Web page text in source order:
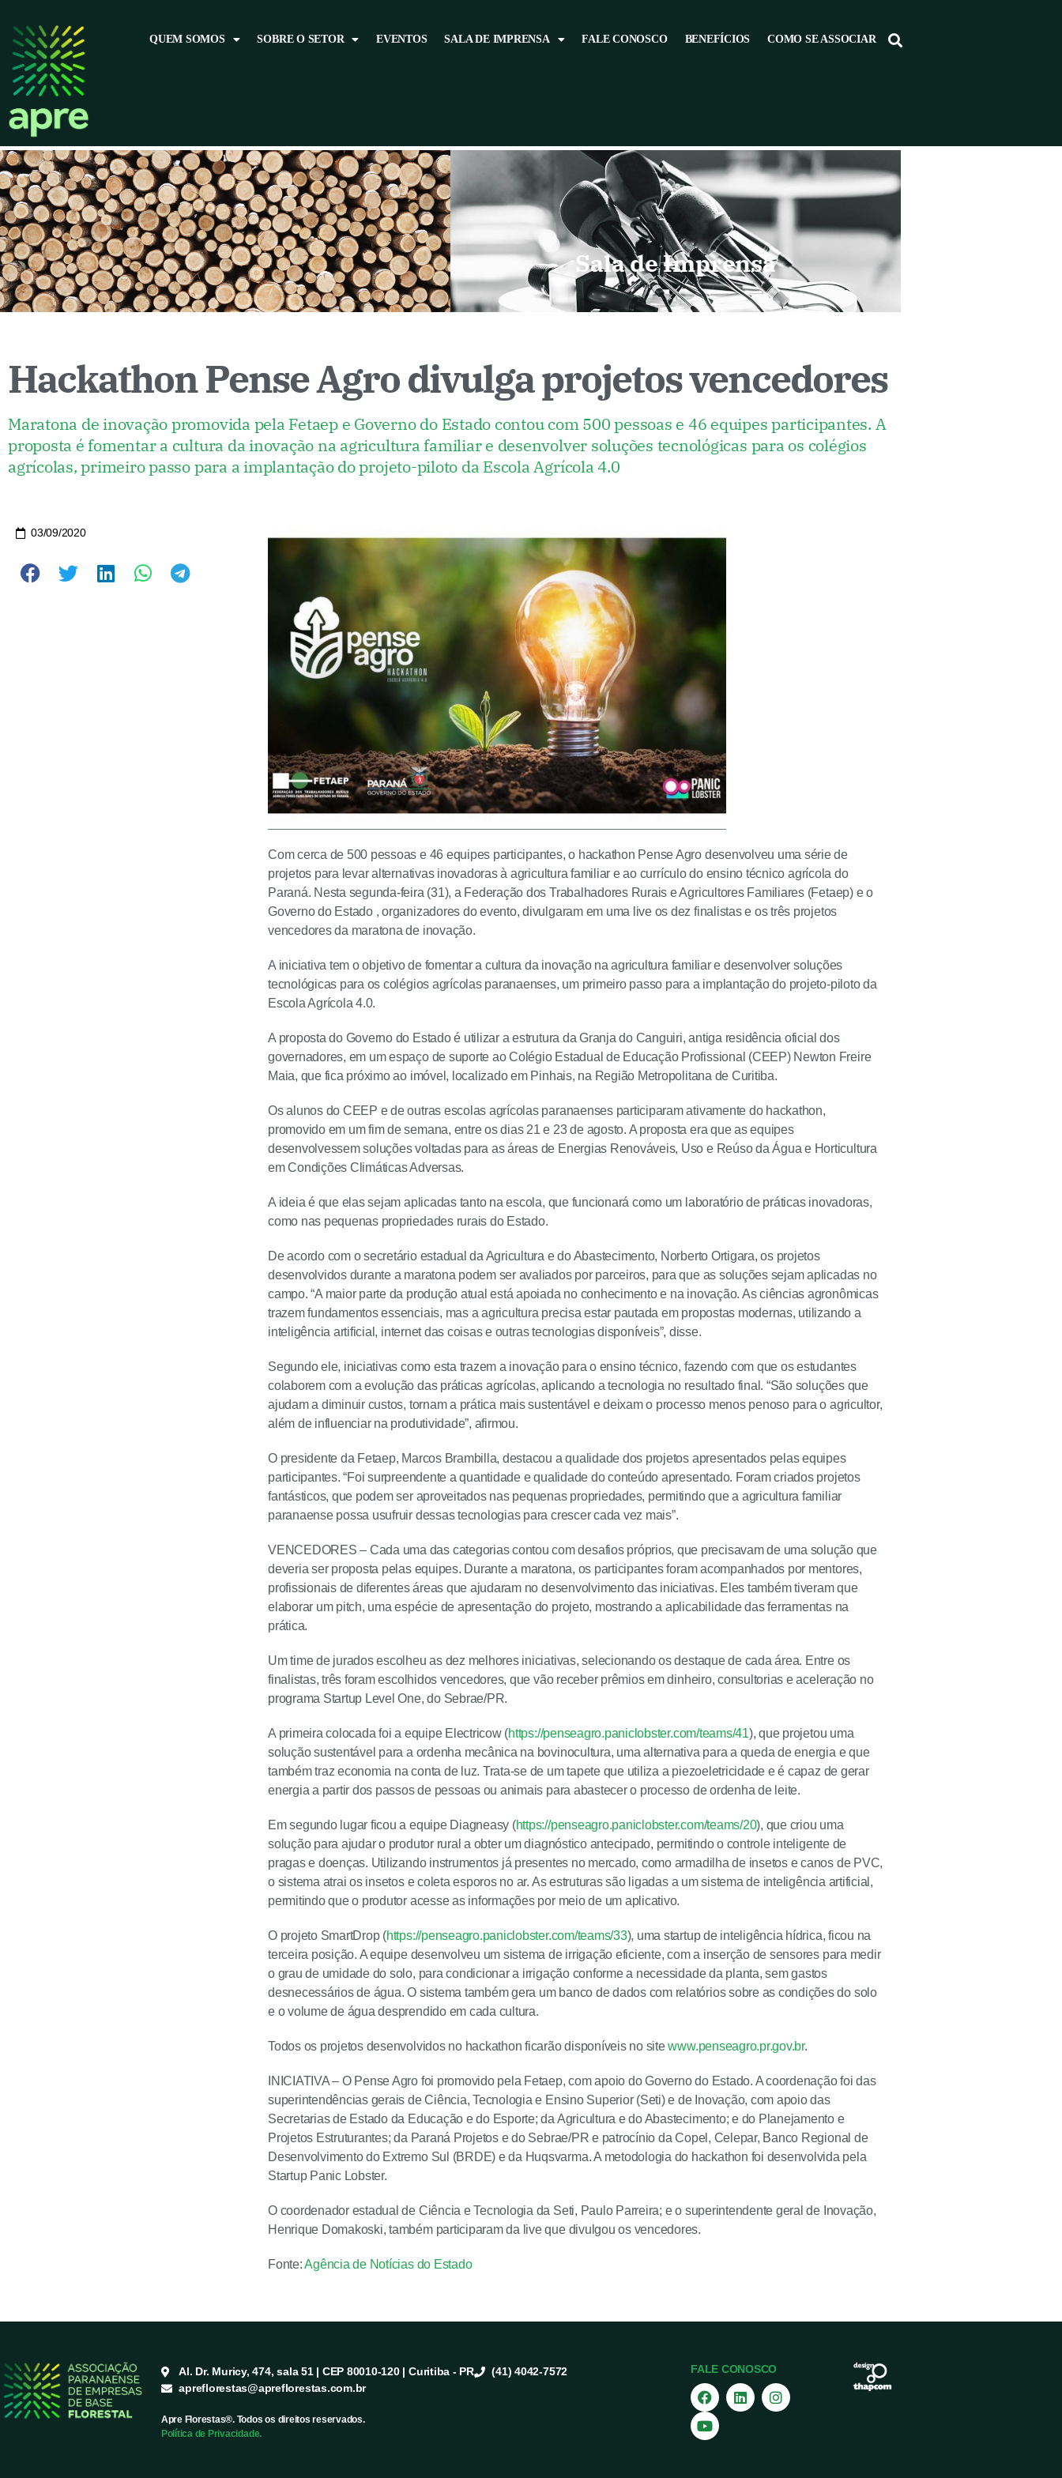
QUEM SOMOS SOBRE O SETOR EVENTOS SALA DE IMPRENSA FALE CONOSCO BENEFÍCIOS COMO SE ASSOCIAR
Sala de Imprensa
Hackathon Pense Agro divulga projetos vencedores
Maratona de inovação promovida pela Fetaep e Governo do Estado contou com 500 pessoas e 46 equipes participantes. A
proposta é fomentar a cultura da inovação na agricultura familiar e desenvolver soluções tecnológicas para os colégios
agrícolas, primeiro passo para a implantação do projeto-piloto da Escola Agrícola 4.0
03/09/2020
Com cerca de 500 pessoas e 46 equipes participantes, o hackathon Pense Agro desenvolveu uma série de
projetos para levar alternativas inovadoras à agricultura familiar e ao currículo do ensino técnico agrícola do
Paraná. Nesta segunda-feira (31), a Federação dos Trabalhadores Rurais e Agricultores Familiares (Fetaep) e o
Governo do Estado , organizadores do evento, divulgaram em uma live os dez finalistas e os três projetos
vencedores da maratona de inovação.
A iniciativa tem o objetivo de fomentar a cultura da inovação na agricultura familiar e desenvolver soluções
tecnológicas para os colégios agrícolas paranaenses, um primeiro passo para a implantação do projeto-piloto da
Escola Agrícola 4.0.
A proposta do Governo do Estado é utilizar a estrutura da Granja do Canguiri, antiga residência oficial dos
governadores, em um espaço de suporte ao Colégio Estadual de Educação Profissional (CEEP) Newton Freire
Maia, que fica próximo ao imóvel, localizado em Pinhais, na Região Metropolitana de Curitiba.
Os alunos do CEEP e de outras escolas agrícolas paranaenses participaram ativamente do hackathon,
promovido em um fim de semana, entre os dias 21 e 23 de agosto. A proposta era que as equipes
desenvolvessem soluções voltadas para as áreas de Energias Renováveis, Uso e Reúso da Água e Horticultura
em Condições Climáticas Adversas.
A ideia é que elas sejam aplicadas tanto na escola, que funcionará como um laboratório de práticas inovadoras,
como nas pequenas propriedades rurais do Estado.
De acordo com o secretário estadual da Agricultura e do Abastecimento, Norberto Ortigara, os projetos
desenvolvidos durante a maratona podem ser avaliados por parceiros, para que as soluções sejam aplicadas no
campo. “A maior parte da produção atual está apoiada no conhecimento e na inovação. As ciências agronômicas
trazem fundamentos essenciais, mas a agricultura precisa estar pautada em propostas modernas, utilizando a
inteligência artificial, internet das coisas e outras tecnologias disponíveis”, disse.
Segundo ele, iniciativas como esta trazem a inovação para o ensino técnico, fazendo com que os estudantes
colaborem com a evolução das práticas agrícolas, aplicando a tecnologia no resultado final. “São soluções que
ajudam a diminuir custos, tornam a prática mais sustentável e deixam o processo menos penoso para o agricultor,
além de influenciar na produtividade”, afirmou.
O presidente da Fetaep, Marcos Brambilla, destacou a qualidade dos projetos apresentados pelas equipes
participantes. “Foi surpreendente a quantidade e qualidade do conteúdo apresentado. Foram criados projetos
fantásticos, que podem ser aproveitados nas pequenas propriedades, permitindo que a agricultura familiar
paranaense possa usufruir dessas tecnologias para crescer cada vez mais”.
VENCEDORES – Cada uma das categorias contou com desafios próprios, que precisavam de uma solução que
deveria ser proposta pelas equipes. Durante a maratona, os participantes foram acompanhados por mentores,
profissionais de diferentes áreas que ajudaram no desenvolvimento das iniciativas. Eles também tiveram que
elaborar um pitch, uma espécie de apresentação do projeto, mostrando a aplicabilidade das ferramentas na
prática.
Um time de jurados escolheu as dez melhores iniciativas, selecionando os destaque de cada área. Entre os
finalistas, três foram escolhidos vencedores, que vão receber prêmios em dinheiro, consultorias e aceleração no
programa Startup Level One, do Sebrae/PR.
A primeira colocada foi a equipe Electricow (https://penseagro.paniclobster.com/teams/41), que projetou uma
solução sustentável para a ordenha mecânica na bovinocultura, uma alternativa para a queda de energia e que
também traz economia na conta de luz. Trata-se de um tapete que utiliza a piezoeletricidade e é capaz de gerar
energia a partir dos passos de pessoas ou animais para abastecer o processo de ordenha de leite.
Em segundo lugar ficou a equipe Diagneasy (https://penseagro.paniclobster.com/teams/20), que criou uma
solução para ajudar o produtor rural a obter um diagnóstico antecipado, permitindo o controle inteligente de
pragas e doenças. Utilizando instrumentos já presentes no mercado, como armadilha de insetos e canos de PVC,
o sistema atrai os insetos e coleta esporos no ar. As estruturas são ligadas a um sistema de inteligência artificial,
permitindo que o produtor acesse as informações por meio de um aplicativo.
O projeto SmartDrop (https://penseagro.paniclobster.com/teams/33), uma startup de inteligência hídrica, ficou na
terceira posição. A equipe desenvolveu um sistema de irrigação eficiente, com a inserção de sensores para medir
o grau de umidade do solo, para condicionar a irrigação conforme a necessidade da planta, sem gastos
desnecessários de água. O sistema também gera um banco de dados com relatórios sobre as condições do solo
e o volume de água desprendido em cada cultura.
Todos os projetos desenvolvidos no hackathon ficarão disponíveis no sitewww.penseagro.pr.gov.br.
INICIATIVA – O Pense Agro foi promovido pela Fetaep, com apoio do Governo do Estado. A coordenação foi das
superintendências gerais de Ciência, Tecnologia e Ensino Superior (Seti) e de Inovação, com apoio das
Secretarias de Estado da Educação e do Esporte; da Agricultura e do Abastecimento; e do Planejamento e
Projetos Estruturantes; da Paraná Projetos e do Sebrae/PR e patrocínio da Copel, Celepar, Banco Regional de
Desenvolvimento do Extremo Sul (BRDE) e da Huqsvarma. A metodologia do hackathon foi desenvolvida pela
Startup Panic Lobster.
O coordenador estadual de Ciência e Tecnologia da Seti, Paulo Parreira; e o superintendente geral de Inovação,
Henrique Domakoski, também participaram da live que divulgou os vencedores.
Fonte:Agência de Notícias do Estado
Al. Dr. Muricy, 474, sala 51 | CEP 80010-120 | Curitiba - PR
(41) 4042-7572
apreflorestas@apreflorestas.com.br
Apre Florestas®. Todos os direitos reservados.
Política de Privacidade.
FALE CONOSCO